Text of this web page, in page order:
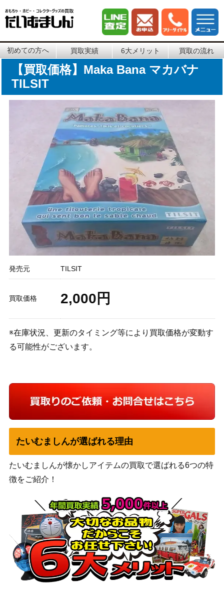
初めての方へ 買取実績 6大メリット 買取の流れ
【買取価格】Maka Bana マカバナ
TILSIT
発売元 TILSIT
買取価格 2,000円
※在庫状況、更新のタイミング等により買取価格が変動す
る可能性がございます。
たいむましんが選ばれる理由
たいむましんが懐かしアイテムの買取で選ばれる6つの特
徴をご紹介！